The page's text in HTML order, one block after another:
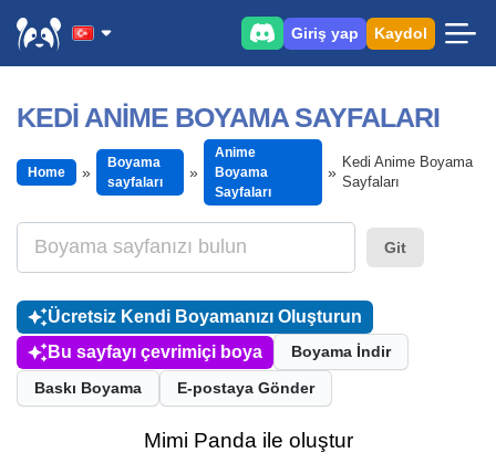
Giriş yap Kaydol
KEDI ANIME BOYAMA SAYFALARI
Home
Boyama
sayfaları
Anime
Boyama
Sayfaları
Kedi Anime Boyama
Sayfaları
Git
Ücretsiz Kendi Boyamanızı Oluşturun
Bu sayfayı çevrimiçi boya
Boyama İndir
Baskı Boyama E-postaya Gönder
Mimi Panda ile oluştur